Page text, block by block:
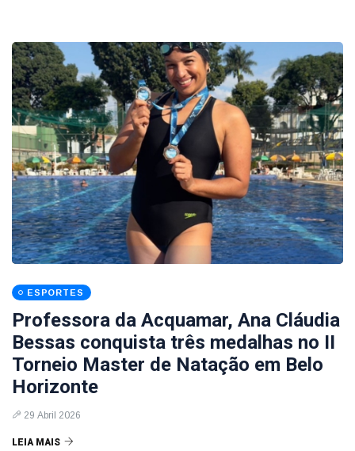
ESPORTES
Professora da Acquamar, Ana Cláudia
Bessas conquista três medalhas no II
Torneio Master de Natação em Belo
Horizonte
29 Abril 2026
LEIA MAIS